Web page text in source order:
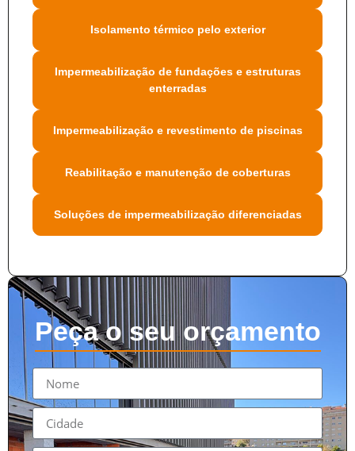
Isolamento térmico pelo exterior
Impermeabilização de fundações e estruturas
enterradas
Impermeabilização e revestimento de piscinas
Reabilitação e manutenção de coberturas
Soluções de impermeabilização diferenciadas
Peça o seu orçamento